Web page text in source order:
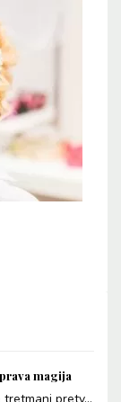
magija